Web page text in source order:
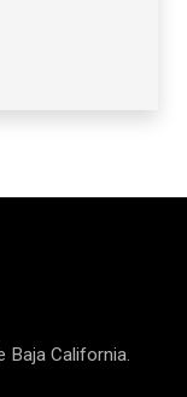
Baja California.